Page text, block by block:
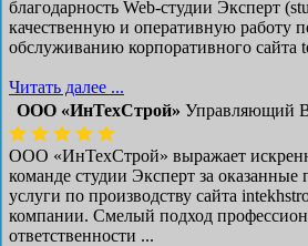
благодарность Web-студии Эксперт
качественную и оперативную работу
обслуживанию корпоративного сайта
Читать далее ...
ООО «ИнТехСтрой» Управляющий
ООО «ИнТехСтрой» выражает
команде студии Эксперт за оказанные
услуги по производству сайта
компании. Смелый подход
ответственности ...